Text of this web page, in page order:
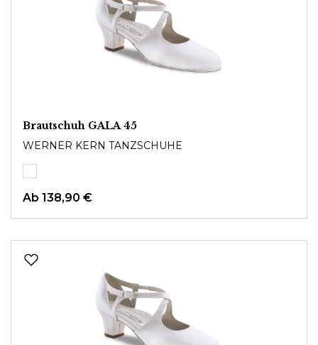
Brautschuh GALA 45
WERNER KERN TANZSCHUHE
Ab 138,90 €